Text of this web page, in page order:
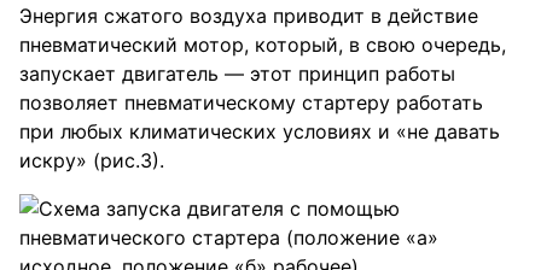
Энергия сжатого воздуха приводит в действие
пневматический мотор, который, в свою очередь,
запускает двигатель — этот принцип работы
позволяет пневматическому стартеру работать
при любых климатических условиях и «не давать
искру» (рис.3).